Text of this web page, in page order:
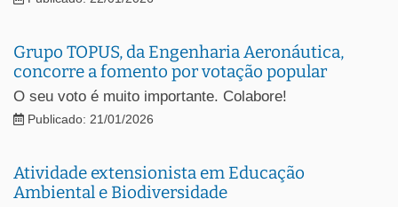
Grupo TOPUS, da Engenharia Aeronáutica,
concorre a fomento por votação popular
O seu voto é muito importante. Colabore!
Publicado: 21/01/2026
Atividade extensionista em Educação
Ambiental e Biodiversidade